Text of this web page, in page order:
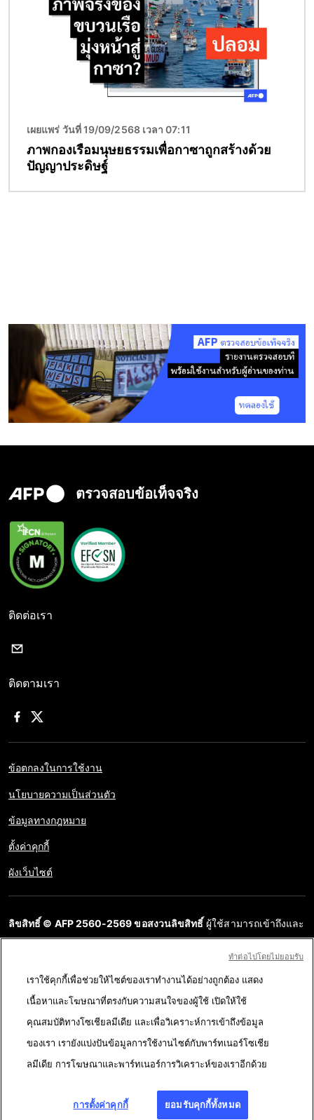
เผยแพร่ วันที่ 19/09/2568 เวลา 07:11
ภาพกองเรือมนุษยธรรมเพื่อกาซาถูกสร้างด้วย
ปัญญาประดิษฐ์
ตรวจสอบข้อเท็จจริง
ติดต่อเรา
ติดตามเรา
ข้อตกลงในการใช้งาน
นโยบายความเป็นส่วนตัว
ข้อมูลทางกฎหมาย
ตั้งค่าคุกกี้
ผังเว็บไซต์
ลิขสิทธิ์ © AFP 2560-2569 ขอสงวนลิขสิทธิ์ ผู้ใช้สามารถเข้าถึงและ
นำเนื้อหาบนเว็บไซต์ของ AFP ไปเผยแพร่ต่อโดยไม่ได้รับอนุญาตก่อน
ในวัตถุประสงค์อื่น โดยเฉพาะการนำไปผลิตซ้ำ การใช้เพื่อสื่อสารกับ
สาธารณะ หรือการเผยแพร่เนื้อหาบนเว็บไซต์ ทั้งในบางส่วนหรือ
ทั้งหมด โดย AFP ไม่ได้รับสิทธิ์ใดๆ จากเจ้าของลิขสิทธิ์สำหรับเนื้อหา
ของบุคคลที่สามนี้และจะไม่รับผิดชอบใดๆ ในเรื่องนี้ AFP และ
สัญลักษณ์เป็นเครื่องหมายที่ได้รับการจดทะเบียนการค้า
เราใช้คุกกี้เพื่อช่วยให้ไซต์ของเราทำงานได้อย่างถูกต้อง แสดง
เนื้อหาและโฆษณาที่ตรงกับความสนใจของผู้ใช้ เปิดให้ใช้
คุณสมบัติทางโซเชียลมีเดีย และเพื่อวิเคราะห์การเข้าถึงข้อมูล
ของเรา เรายังแบ่งปันข้อมูลการใช้งานไซต์กับพาร์ทเนอร์โซเชีย
ลมีเดีย การโฆษณาและพาร์ทเนอร์การวิเคราะห์ของเราอีกด้วย
การตั้งค่าคุกกี้ ยอมรับคุกกี้ทั้งหมด
ทําต่อไปโดยไม่ยอมรับ